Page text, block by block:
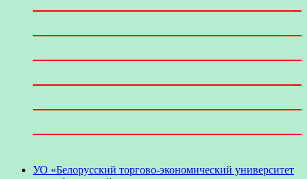
УО «Белорусский торгово-экономический университет